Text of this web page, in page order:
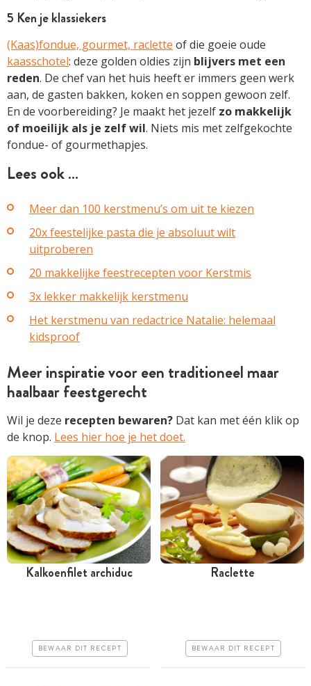
5 Ken je klassiekers
(Kaas)fondue, gourmet, raclette of die goeie oude
kaasschotel: deze golden oldies zijn blijvers met een
reden. De chef van het huis heeft er immers geen werk
aan, de gasten bakken, koken en soppen gewoon zelf.
En de voorbereiding? Je maakt het jezelf zo makkelijk
of moeilijk als je zelf wil. Niets mis met zelfgekochte
fondue- of gourmethapjes.
Lees ook …
Meer dan 100 kerstmenu’s om uit te kiezen
20x feestelijke pasta die je absoluut wilt
uitproberen
20 makkelijke feestrecepten voor Kerstmis
3x lekker makkelijk kerstmenu
Het kerstmenu van redactrice Natalie: helemaal
kidsproof
Meer inspiratie voor een traditioneel maar
haalbaar feestgerecht
Wil je deze recepten bewaren? Dat kan met één klik op
de knop. Lees hier hoe je het doet.
Kalkoenfilet archiduc
BEWAAR DIT RECEPT Makkelijk
Raclette
BEWAAR DIT RECEPT